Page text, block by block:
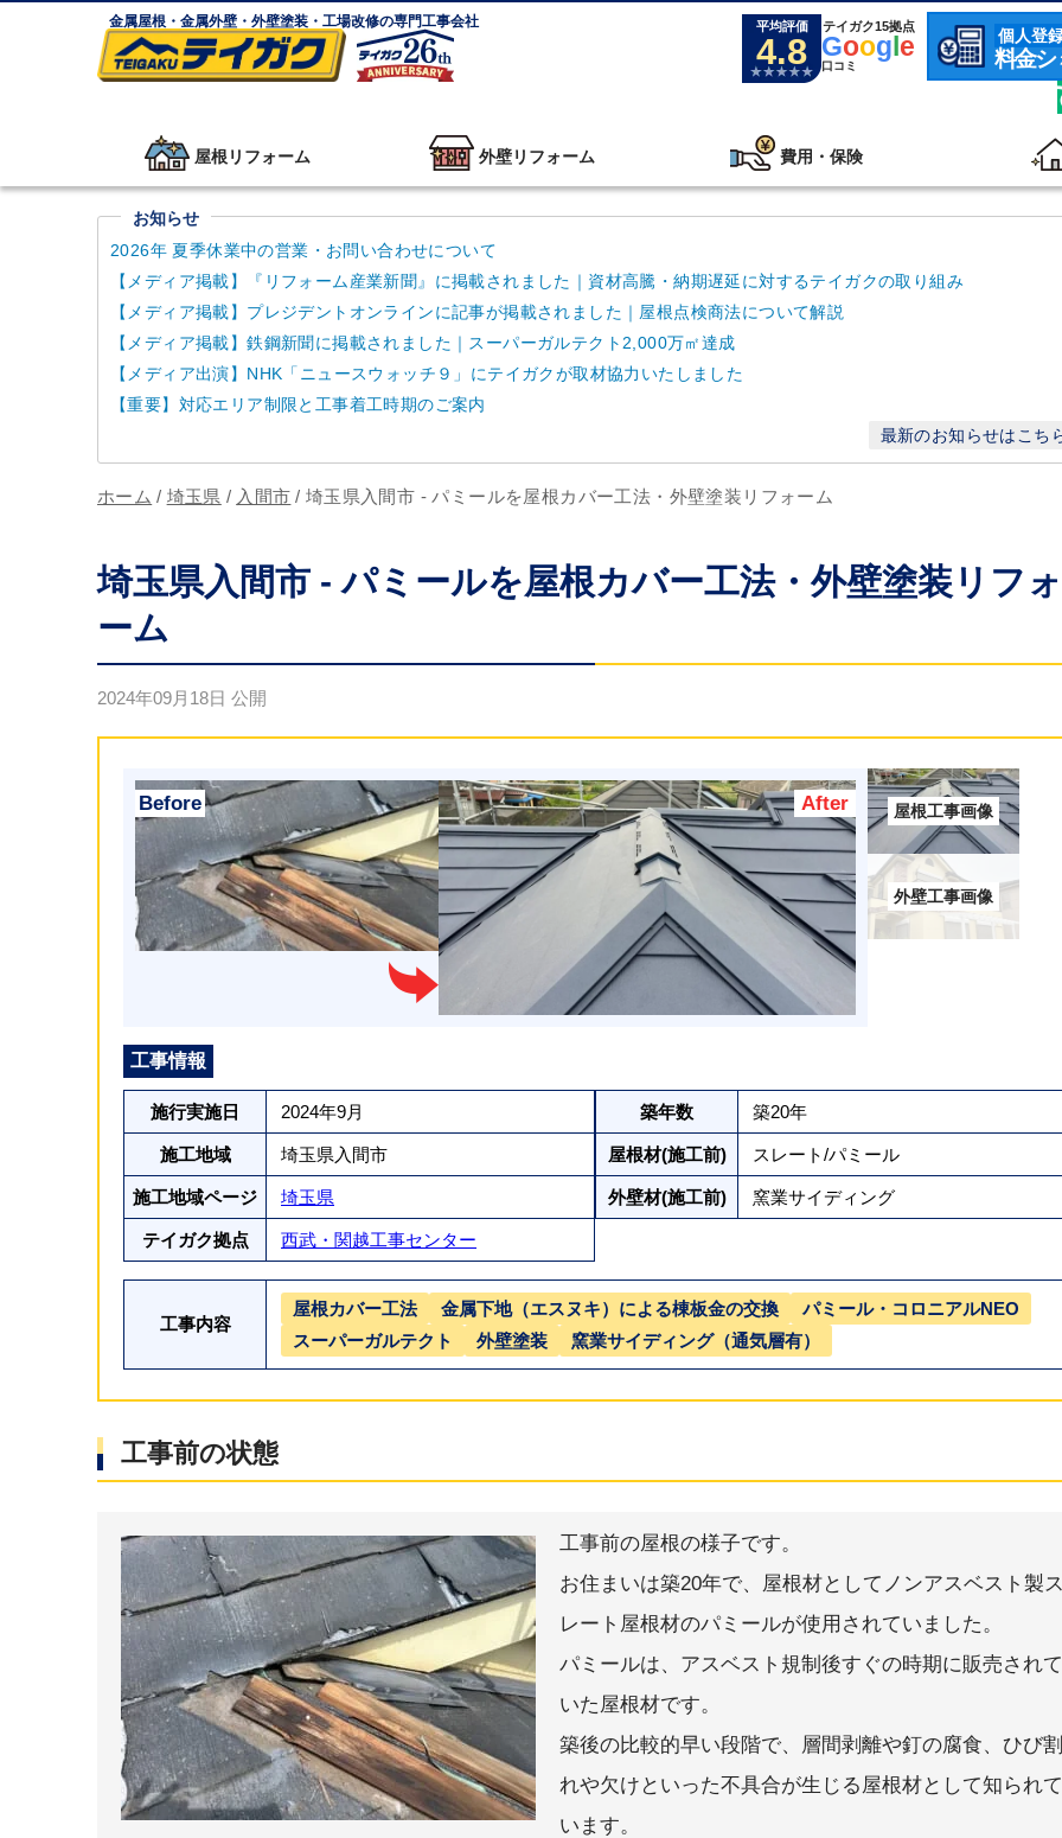
金属屋根・金属外壁・外壁塗装・工場改修の専門工事会社 平均評価
4.8
テイガク15拠点
Google
口コミ
個人登
料金シ
屋根リフォーム 外壁リフォーム 費用・保険
お知らせ
2026年 夏季休業中の営業・お問い合わせについて
【メディア掲載】『リフォーム産業新聞』に掲載されました｜資材高騰・納期遅延に対するテイガクの取り組み
【メディア掲載】プレジデントオンラインに記事が掲載されました｜屋根点検商法について解説
【メディア掲載】鉄鋼新聞に掲載されました｜スーパーガルテクト2,000万㎡達成
【メディア出演】NHK「ニュースウォッチ９」にテイガクが取材協力いたしました
【重要】対応エリア制限と工事着工時期のご案内
最新のお知らせはこち
ホーム / 埼玉県 / 入間市 / 埼玉県入間市 - パミールを屋根カバー工法・外壁塗装リフォーム
埼玉県入間市 - パミールを屋根カバー工法・外壁塗装リフォ
ーム
2024年09月18日 公開
工事情報
施行実施日 2024年9月
施工地域 埼玉県入間市
施工地域ページ 埼玉県
テイガク拠点 西武・関越工事センター
築年数 築20年
屋根材(施工前) スレート/パミール
外壁材(施工前) 窯業サイディング
工事内容
屋根カバー工法 金属下地（エスヌキ）による棟板金の交換
パミール・コロニアルNEO
スーパーガルテクト
外壁塗装 窯業サイディング（通気層有）
工事前の状態
工事前の屋根の様子です。
お住まいは築20年で、屋根材としてノンアスベスト製ス
レート屋根材のパミールが使用されていました。
パミールは、アスベスト規制後すぐの時期に販売されて
いた屋根材です。
築後の比較的早い段階で、層間剥離や釘の腐食、ひび割
れや欠けといった不具合が生じる屋根材として知られて
います。